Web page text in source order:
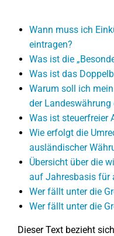
Wann muss ich
eintragen?
Was ist die
Was ist das
Warum soll ich
der Landeswährung
Was ist steuerfreier
Wie erfolgt die
ausländischer
Übersicht über die
auf Jahresbasis für
Wer fällt unter die
Wer fällt unter die
Dieser Text bezieht